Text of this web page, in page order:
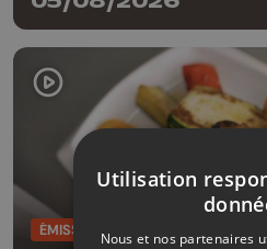
ÉMISSIONS
Utilisation
Nous et nos partenaires